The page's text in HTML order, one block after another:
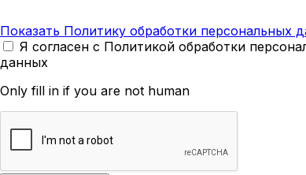
Показать Политику обработки персональных
Я согласен с Политикой обработки
данных
Only fill in if you are not human